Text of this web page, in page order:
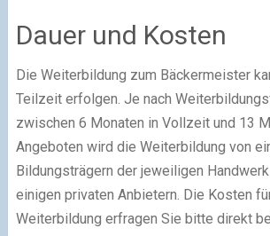
Dauer und Kosten
Die Weiterbildung zum Bäckermeister
Teilzeit erfolgen. Je nach
zwischen 6 Monaten in Vollzeit und 13
Angeboten wird die Weiterbildung von
Bildungsträgern der jeweiligen
einigen privaten Anbietern. Die Kosten
Weiterbildung erfragen Sie bitte direkt